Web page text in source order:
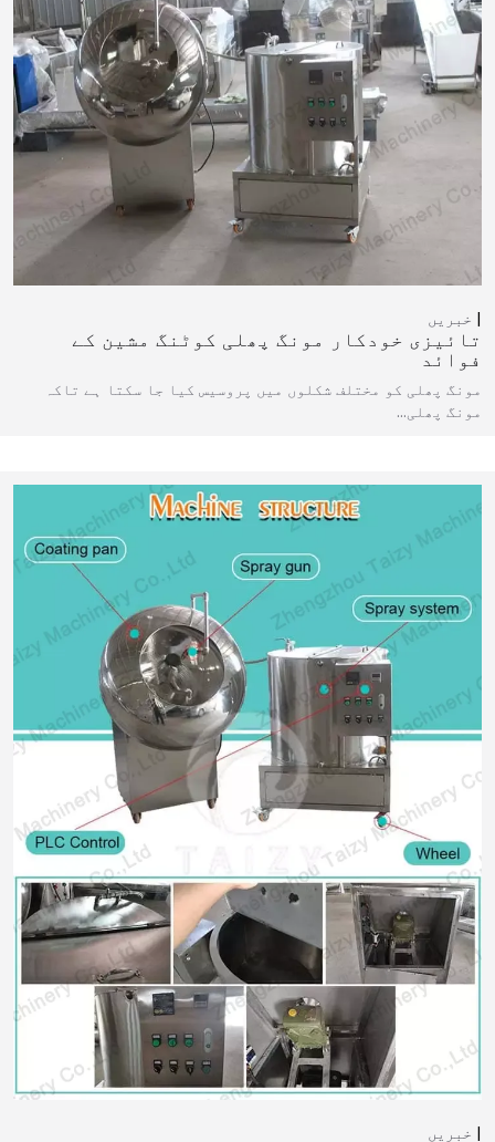
خبریں
تائیزی خودکار مونگ پھلی کوٹنگ مشین کے
فوائد
مونگ پھلی کو مختلف شکلوں میں پروسیس کیا جا سکتا ہے تاکہ
مونگ پھلی…
خبریں